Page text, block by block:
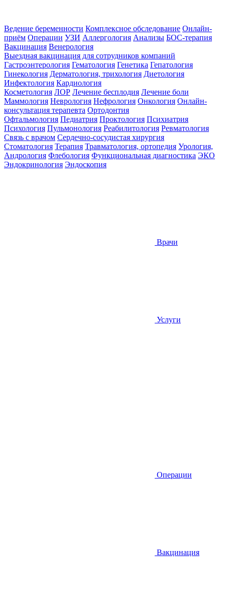
Ведение беременности Комплексное обследование Онлайн-
приём Операции УЗИ Аллергология Анализы БОС-терапия
Вакцинация Венерология
Выездная вакцинация для сотрудников компаний
Гастроэнтерология Гематология Генетика Гепатология
Гинекология Дерматология, трихология Диетология
Инфектология Кардиология
Косметология ЛОР Лечение бесплодия Лечение боли
Маммология Неврология Нефрология Онкология Онлайн-
консультация терапевта Ортодонтия
Офтальмология Педиатрия Проктология Психиатрия
Психология Пульмонология Реабилитология Ревматология
Связь с врачом Сердечно-сосудистая хирургия
Стоматология Терапия Травматология, ортопедия Урология,
Андрология Флебология Функциональная диагностика ЭКО
Эндокринология Эндоскопия
Врачи
Услуги
Операции
Вакцинация